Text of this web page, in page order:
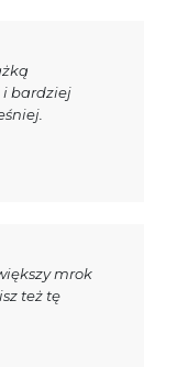
i bardziej
mrok
też tę